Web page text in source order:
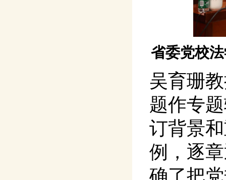
省委党校
吴育珊
题作专
订背景
例，逐